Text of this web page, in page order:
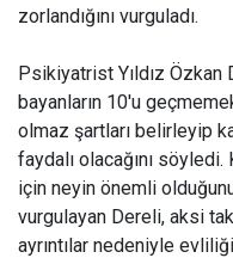
zorlandığını vurguladı.
Psikiyatrist Yıldız
bayanların 10'u
olmaz şartları belirleyip
faydalı olacağını söyledi.
için neyin önemli
vurgulayan Dereli, aksi
ayrıntılar nedeniyle